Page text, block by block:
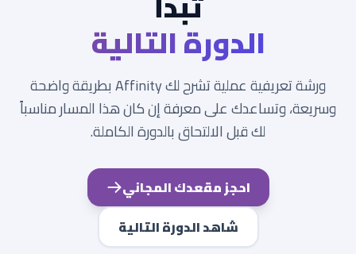
الدورة التالية
ورشة تعريفية عملية تشرح لك Affinity بطريقة واضحة
وسريعة، وتساعدك على معرفة إن كان هذا المسار مناسباً
لك قبل الالتحاق بالدورة الكاملة.
احجز مقعدك المجاني
شاهد الدورة التالية